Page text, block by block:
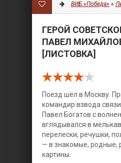
ВИБ «Победа» »
ГЕРОЙ
ПАВЕЛ
[ЛИСТОВКА]
Поезд шёл в Москву.
командир взвода
Павел Богатов с
вглядывался в
перелески, речушки,
— в знакомые, родные,
картины.